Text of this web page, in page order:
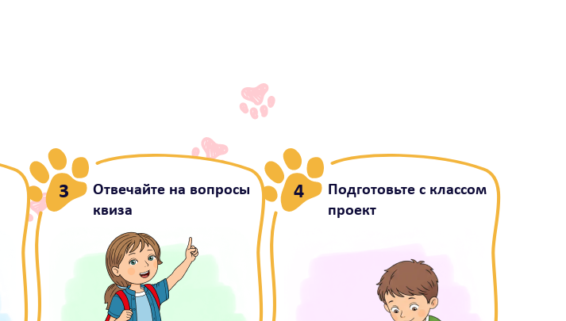
3
Отвечайте на вопросы
квиза
4
Подготовьте с классом
проект